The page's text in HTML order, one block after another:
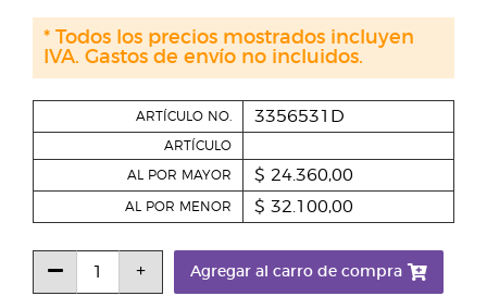
ARTÍCULO NO. 3356531D
ARTÍCULO
AL POR MAYOR $ 24.360,00
AL POR MENOR $ 32.100,00
Agregar al carro de compra
* Todos los precios mostrados incluyen
IVA. Gastos de envío no incluidos.